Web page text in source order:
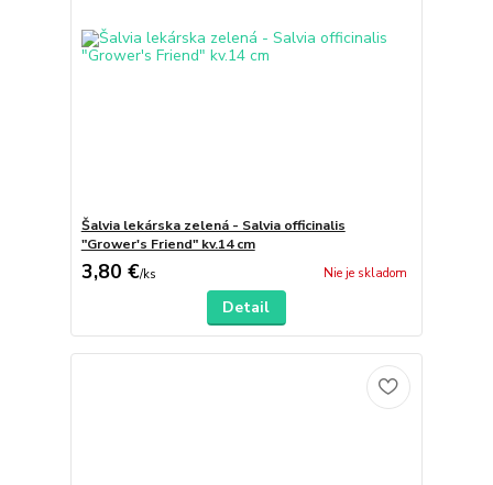
Šalvia lekárska zelená - Salvia officinalis
"Grower's Friend" kv.14 cm
3,80 €/ks Nie je skladom
Detail